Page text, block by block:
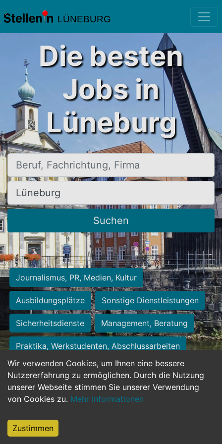
LÜNEBURG
Wir verwenden Cookies, um Ihnen eine bessere
Nutzererfahrung zu ermöglichen. Durch die Nutzung
unserer Webseite stimmen Sie unserer Verwendung
von Cookies zu. Mehr Informationen
Zustimmen
Die besten
Jobs in
Lüneburg
Beruf, Fachrichtung, Firma
Ort, Stadt
Suchen
Journalismus, PR, Medien, Kultur
Ausbildungsplätze Sonstige Dienstleistungen
Sicherheitsdienste Management, Beratung
Praktika, Werkstudenten, Abschlussarbeiten
Personalwesen Assistenz, Sekretariat
Hilfskräfte, Aushilfs- und Nebenjobs
Weiterbildung, Studium, duale Ausbildung